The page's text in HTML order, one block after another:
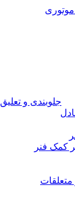
جلوبندی و تعلیق
کمک فنر